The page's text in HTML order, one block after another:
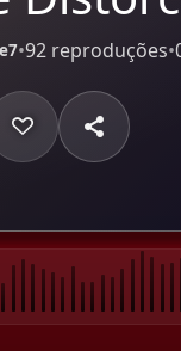
•92 reproduções•